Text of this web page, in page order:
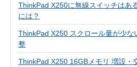
ThinkPad X250に無線スイッチはあ
には？
ThinkPad X250 スクロール量が少な
整
ThinkPad X250 16GBメモリ 増設・